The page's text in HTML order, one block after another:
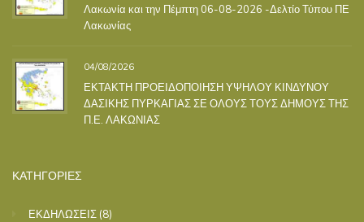
Λακωνία και την Πέμπτη 06-08-2026 -Δελτίο Τύπου ΠΕ
Λακωνίας
04/08/2026
ΕΚΤΑΚΤΗ ΠΡΟΕΙΔΟΠΟΙΗΣΗ ΥΨΗΛΟΥ ΚΙΝΔΥΝΟΥ
ΔΑΣΙΚΗΣ ΠΥΡΚΑΓΙΑΣ ΣΕ ΟΛΟΥΣ ΤΟΥΣ ΔΗΜΟΥΣ ΤΗΣ
Π.Ε. ΛΑΚΩΝΙΑΣ
ΚΑΤΗΓΟΡΙΕΣ
ΕΚΔΗΛΩΣΕΙΣ (8)